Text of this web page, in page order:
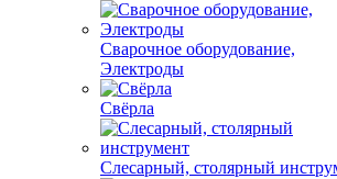
Сварочное оборудование,
Электроды
Свёрла
Слесарный, столярный